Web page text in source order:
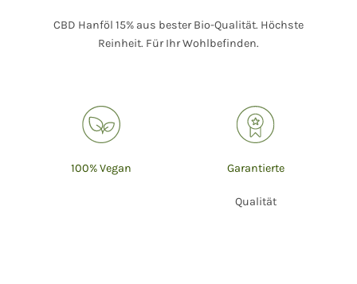
CBD Hanföl 15% aus bester Bio-Qualität. Höchste
Reinheit. Für Ihr Wohlbefinden.
100% Vegan Garantierte
Qualität